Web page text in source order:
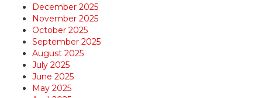
December 2025
November 2025
October 2025
September 2025
August 2025
July 2025
June 2025
May 2025